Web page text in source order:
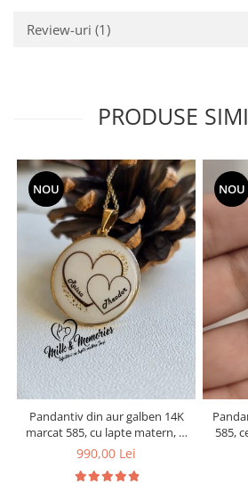
Review-uri (1)
PRODUSE
NOU
Pandantiv din aur galben 14K
marcat 585, cu lapte matern, si
inimioare din suvita de par a
copiilor
990,00 Lei
NOU
585,